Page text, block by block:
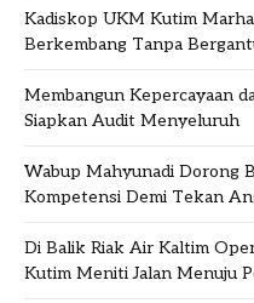
Kadiskop UKM Kutim
Berkembang Tanpa
Membangun Kepercayaan
Siapkan Audit Menyeluruh
Wabup Mahyunadi Dorong
Kompetensi Demi Tekan
Di Balik Riak Air Kaltim
Kutim Meniti Jalan Menuju